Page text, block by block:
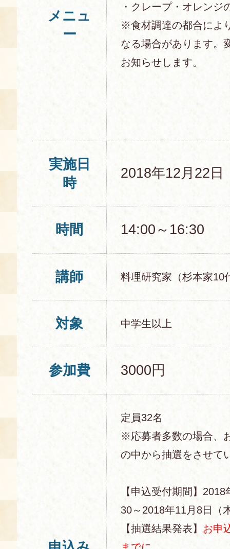
メニュ
ー
・クレープ・オレンジ
※食材調達の都合によ
なる場合があります。
お知らせします。
実施日
時
2018年12月22日
時間 14:00～16:30
講師 料理研究家（杉本家
対象 中学生以上
参加費 3000円
定員32名
※応募者多数の場合、
の中から抽選をさせて
【申込受付期間】
30～2018年11月8日（
【抽選結果発表】 お申